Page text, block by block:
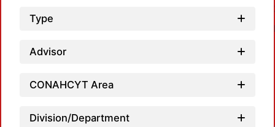
Type
Advisor
CONAHCYT Area
Division/Department